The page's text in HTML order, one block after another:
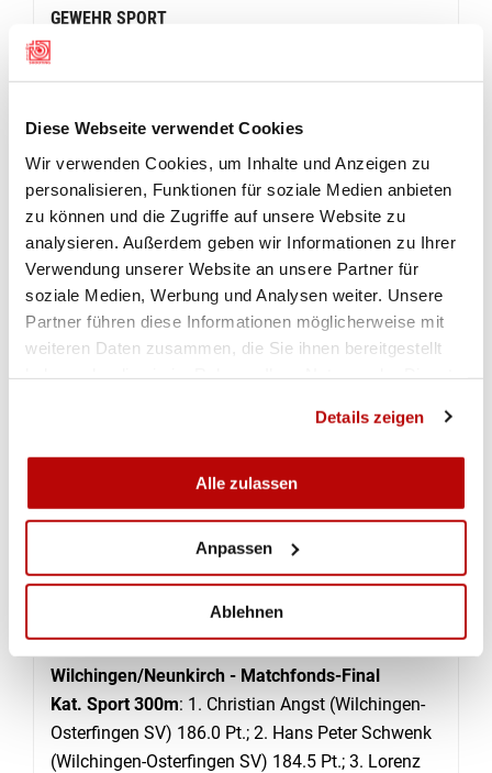
Diese Webseite verwendet Cookies
Wir verwenden Cookies, um Inhalte und Anzeigen zu
personalisieren, Funktionen für soziale Medien anbieten
zu können und die Zugriffe auf unsere Website zu
analysieren. Außerdem geben wir Informationen zu Ihrer
Verwendung unserer Website an unsere Partner für
soziale Medien, Werbung und Analysen weiter. Unsere
Partner führen diese Informationen möglicherweise mit
weiteren Daten zusammen, die Sie ihnen bereitgestellt
Details zeigen
Alle zulassen
Anpassen
Ablehnen
GEWEHR SPORT
Schnetzler fehlte am Start. Einige bekannte
Namen waren mehr als bereit, den Siegertitel für
sich zu beanspruchen. Martin Schwaninger von
der FSG Guntmadingen und Christian Angst vom
SV Wilchingen/Osterfingen legten gut vor.
Schwaninger verfehlte danach die zehn immer
öfter und musste in der Folge abreissen lassen.
Dafür zeigte sich ein Vereinskollege von Christian
Angst im Spitzenfeld. Hans Peter Schwenk wollte
SV Rüdlingen vertritt, Christian Angst nicht so
um Schuss auf den Monitoren. Christian Angst
konnte jedoch seine ausgezeichnete und solide
1.5 Punkten Vorsprung von seinen
Schützenkollegen feiern lassen. (Markus Stanger)
RANGLISTEN
Wilchingen/Neunkirch - Matchfonds-Final
Kat. Sport 300m: 1. Christian Angst (Wilchingen-
Osterfingen SV) 186.0 Pt.; 2. Hans Peter Schwenk
(Wilchingen-Osterfingen SV) 184.5 Pt.; 3. Lorenz